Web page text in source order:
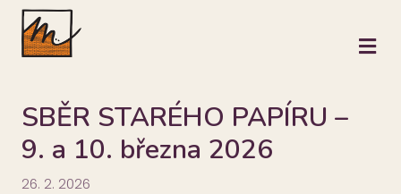
SBĚR STARÉHO PAPÍRU –
9. a 10. března 2026
26. 2. 2026